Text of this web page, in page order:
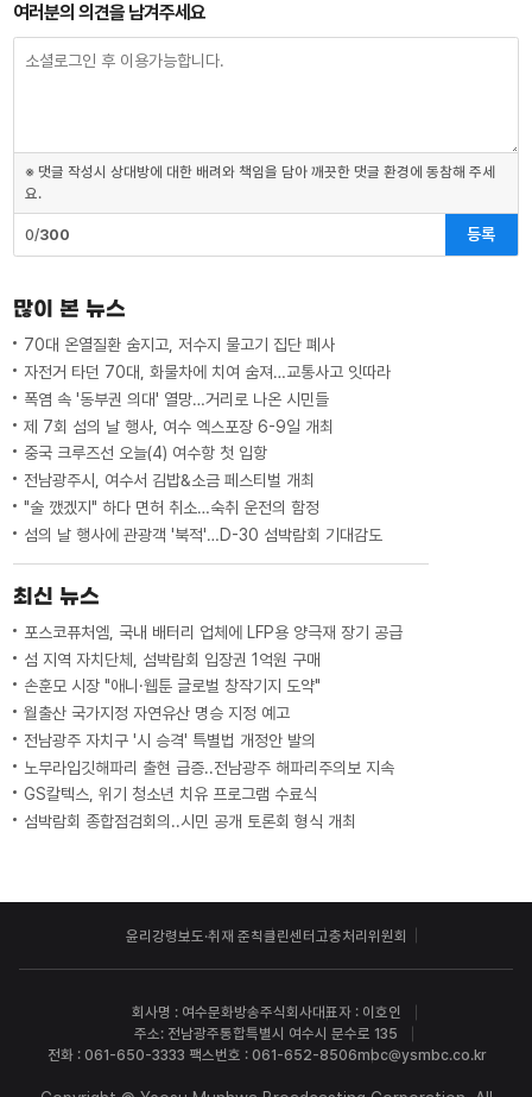
여러분의 의견을 남겨주세요
※ 댓글 작성시 상대방에 대한 배려와 책임을 담아 깨끗한 댓글 환경에 동참해 주세
요.
0/300 등록
많이 본 뉴스
70대 온열질환 숨지고, 저수지 물고기 집단 폐사
자전거 타던 70대, 화물차에 치여 숨져…교통사고 잇따라
폭염 속 '동부권 의대' 열망…거리로 나온 시민들
제 7회 섬의 날 행사, 여수 엑스포장 6-9일 개최
중국 크루즈선 오늘(4) 여수항 첫 입항
전남광주시, 여수서 김밥&소금 페스티벌 개최
"술 깼겠지" 하다 면허 취소…숙취 운전의 함정
섬의 날 행사에 관광객 '북적'…D-30 섬박람회 기대감도
최신 뉴스
포스코퓨처엠, 국내 배터리 업체에 LFP용 양극재 장기 공급
섬 지역 자치단체, 섬박람회 입장권 1억원 구매
손훈모 시장 "애니·웹툰 글로벌 창작기지 도약"
월출산 국가지정 자연유산 명승 지정 예고
전남광주 자치구 '시 승격' 특별법 개정안 발의
노무라입깃해파리 출현 급증..전남광주 해파리주의보 지속
GS칼텍스, 위기 청소년 치유 프로그램 수료식
섬박람회 종합점검회의..시민 공개 토론회 형식 개최
윤리강령 보도·취재 준칙클린센터 고충처리위원회
회사명 : 여수문화방송주식회사대표자 : 이호인
주소: 전남광주통합특별시 여수시 문수로 135
전화 : 061-650-3333 팩스번호 : 061-652-8506mbc@ysmbc.co.kr